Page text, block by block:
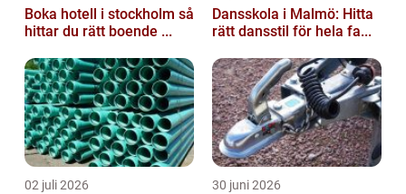
Boka hotell i stockholm så
hittar du rätt boende ...
Dansskola i Malmö: Hitta
rätt dansstil för hela fa...
02 juli 2026 30 juni 2026